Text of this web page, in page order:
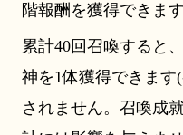
階報酬を獲得できます
累計40回召喚すると
神を1体獲得できま
されません。召喚成